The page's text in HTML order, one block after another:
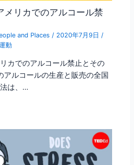
メリカでのアルコール禁
and Places / 2020年7月9日 /
動
カでのアルコール禁止とその
アルコールの生産と販売の全国
は、…